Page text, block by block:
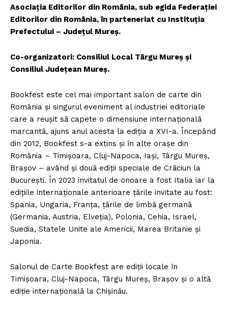
Asociația Editorilor din România, sub egida Federației
Editorilor din România, în parteneriat cu Instituția
Prefectului – Județul Mureș.
Co-organizatori: Consiliul Local Târgu Mureș și
Consiliul Județean Mureș.
Bookfest este cel mai important salon de carte din
România și singurul eveniment al industriei editoriale
care a reușit să capete o dimensiune internațională
marcantă, ajuns anul acesta la ediția a XVI-a. Începând
din 2012, Bookfest s-a extins și în alte orașe din
România – Timișoara, Cluj-Napoca, Iași, Târgu Mureș,
Brașov – având și două ediții speciale de Crăciun la
București. În 2023 invitatul de onoare a fost Italia iar la
edițiile internaționale anterioare țările invitate au fost:
Spania, Ungaria, Franța, țările de limbă germană
(Germania, Austria, Elveția), Polonia, Cehia, Israel,
Suedia, Statele Unite ale Americii, Marea Britanie și
Japonia.
Salonul de Carte Bookfest are ediții locale în
Timișoara, Cluj-Napoca, Târgu Mureș, Brașov și o altă
ediție internațională la Chișinău.